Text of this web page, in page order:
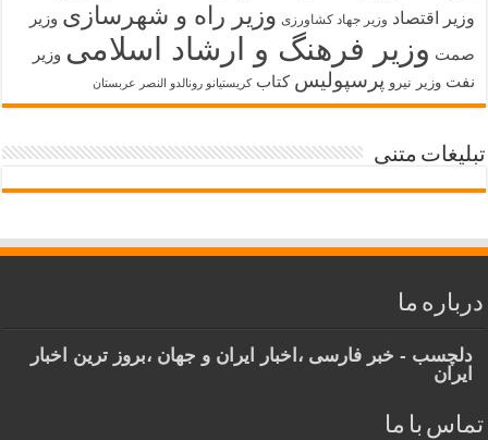
وزیر اقتصاد وزیر جهاد کشاورزی وزیر راه و شهرسازی وزیر
صمت وزیر فرهنگ و ارشاد اسلامی وزیر
نفت وزیر نیرو پرسپولیس کتاب کریستیانو رونالدو النصر عربستان
تبلیغات متنی
درباره ما
دلچسب - خبر فارسی ،اخبار ایران و جهان ،بروز ترین اخبار
ایران
تماس با ما